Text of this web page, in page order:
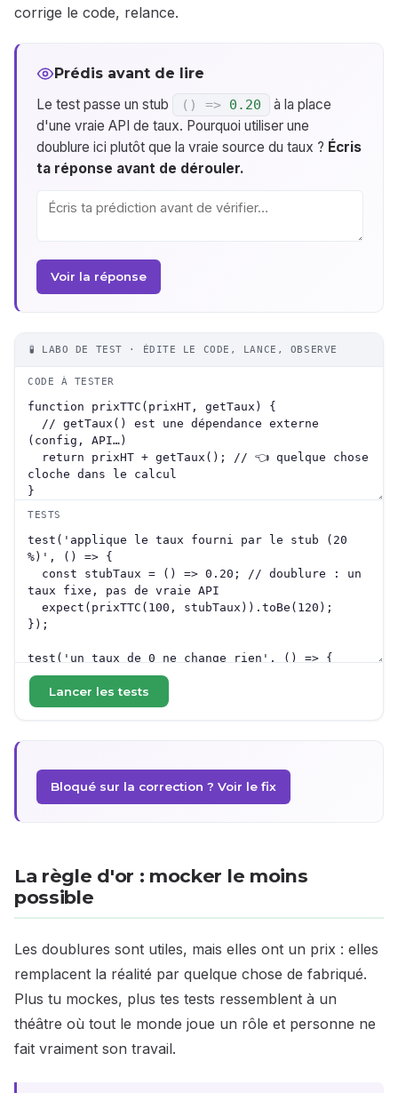
corrige le code, relance.
Prédis avant de lire
Le test passe un stub
( ) => 0.20
à la place
d'une vraie API de taux. Pourquoi utiliser une
doublure ici plutôt que la vraie source du taux ? Écris
ta réponse avant de dérouler.
Voir la réponse
🧪 LABO DE TEST · ÉDITE LE CODE, LANCE, OBSERVE
CODE À TESTER
TESTS
Lancer les tests
Bloqué sur la correction ? Voir le fix
La règle d'or : mocker le moins
possible
Les doublures sont utiles, mais elles ont un prix : elles
remplacent la réalité par quelque chose de fabriqué.
Plus tu mockes, plus tes tests ressemblent à un
théâtre où tout le monde joue un rôle et personne ne
fait vraiment son travail.